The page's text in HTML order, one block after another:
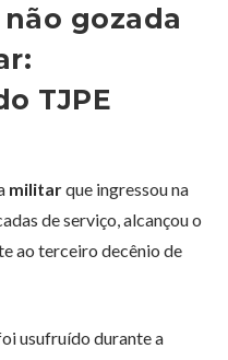
gozada
TJPE
militarque ingressou na
de serviço, alcançou o
ao terceiro decênio de
usufruído durante a